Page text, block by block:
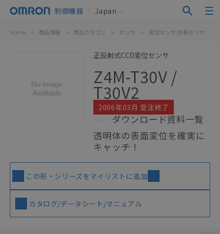
制御機器 Japan
Home > 商品情報 > 商品カテゴリ > センサ > 変位センサ/測長センサ
正反射式CCD変位センサ
Z4M-T30V /
T30V2
2006年03月 受注終了
ダウンロード資料一覧
透明体の表面変位を確実に
キャッチ！
この形・シリーズをマイリストに追加
カタログ/データシート/マニュアル